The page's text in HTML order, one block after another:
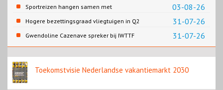
eenvoud of toch goed verzorgd?
03-08-26
Sportreizen hangen samen met
bestemming en welzijn
31-07-26
Hogere bezettingsgraad vliegtuigen in Q2
van 2026
31-07-26
Gwendoline Cazenave spreker bij IWTTF
congres in Utrecht
Toekomstvisie Nederlandse vakantiemarkt 2030